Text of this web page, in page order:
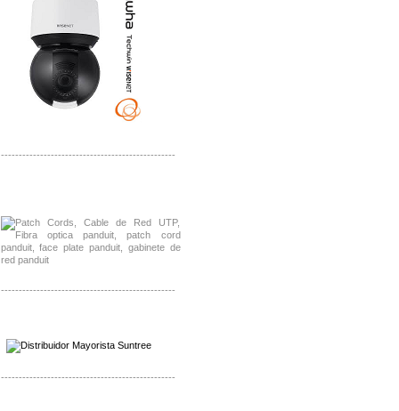
-------------------------------------------------
-------------------------------------------------
-------------------------------------------------